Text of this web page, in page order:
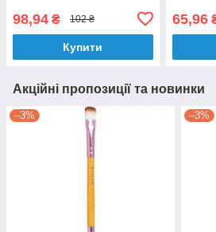
98,94 ₴ 102 ₴
Купити
65,96
Акційні пропозиції та новинки
–3% –3%